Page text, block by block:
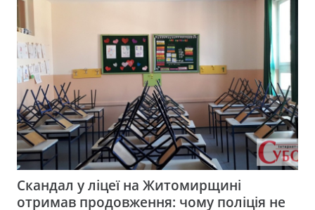
Скандал у ліцеї на Житомирщині
отримав продовження: чому поліція не